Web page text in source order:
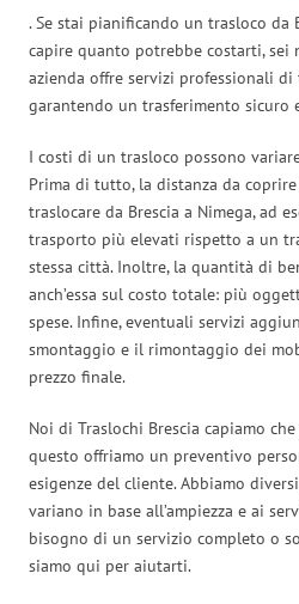
. Se stai pianificando un trasloco da
capire quanto potrebbe costarti, sei
azienda offre servizi professionali di
garantendo un trasferimento sicuro
I costi di un trasloco possono
Prima di tutto, la distanza da
traslocare da Brescia a Nimega, ad
trasporto più elevati rispetto a un
stessa città. Inoltre, la quantità di
anch’essa sul costo totale: più
spese. Infine, eventuali servizi
smontaggio e il rimontaggio dei
prezzo finale.
Noi di Traslochi Brescia capiamo
questo offriamo un preventivo
esigenze del cliente. Abbiamo
variano in base all’ampiezza e ai
bisogno di un servizio completo o
siamo qui per aiutarti.